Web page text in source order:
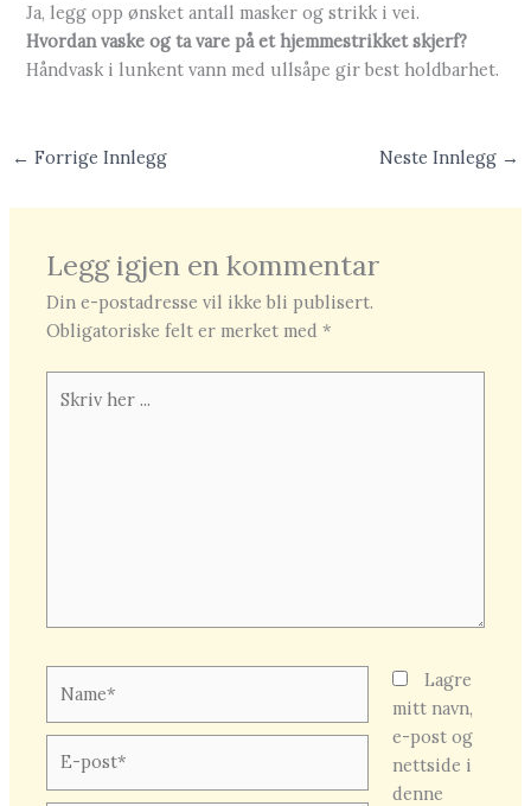
Ja, legg opp ønsket antall masker og strikk i vei.
Hvordan vaske og ta vare på et hjemmestrikket skjerf?
Håndvask i lunkent vann med ullsåpe gir best holdbarhet.
← Forrige Innlegg Neste Innlegg →
Legg igjen en kommentar
Din e-postadresse vil ikke bli publisert.
Obligatoriske felt er merket med*
her
post*
Lagre
mitt navn,
e-post og
nettside i
denne